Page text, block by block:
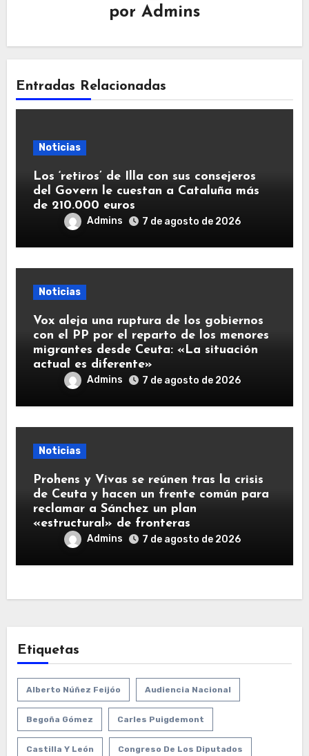
por Admins
Entradas Relacionadas
Noticias
Los ‘retiros’ de Illa con sus consejeros
del Govern le cuestan a Cataluña más
de 210.000 euros
Admins 7 de agosto de 2026
Noticias
Vox aleja una ruptura de los gobiernos
con el PP por el reparto de los menores
migrantes desde Ceuta: «La situación
actual es diferente»
Admins 7 de agosto de 2026
Noticias
Prohens y Vivas se reúnen tras la crisis
de Ceuta y hacen un frente común para
reclamar a Sánchez un plan
«estructural» de fronteras
Admins 7 de agosto de 2026
Etiquetas
Alberto Núñez Feijóo Audiencia Nacional
Begoña Gómez Carles Puigdemont
Castilla Y León Congreso De Los Diputados